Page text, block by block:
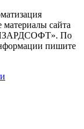
материалы сайта
По
пишите